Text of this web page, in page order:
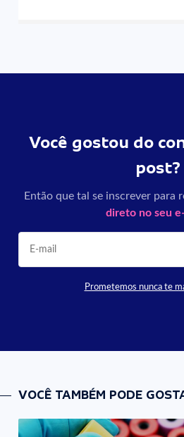
Você gostou do
post?
Então que tal se inscrever para
direto no seu
Prometemos nunca te
VOCÊ TAMBÉM PODE